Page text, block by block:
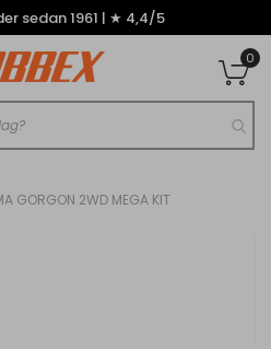
Hoppa
sedan 1961 | ★ 4,4/5
0
GORGON 2WD MEGA KIT